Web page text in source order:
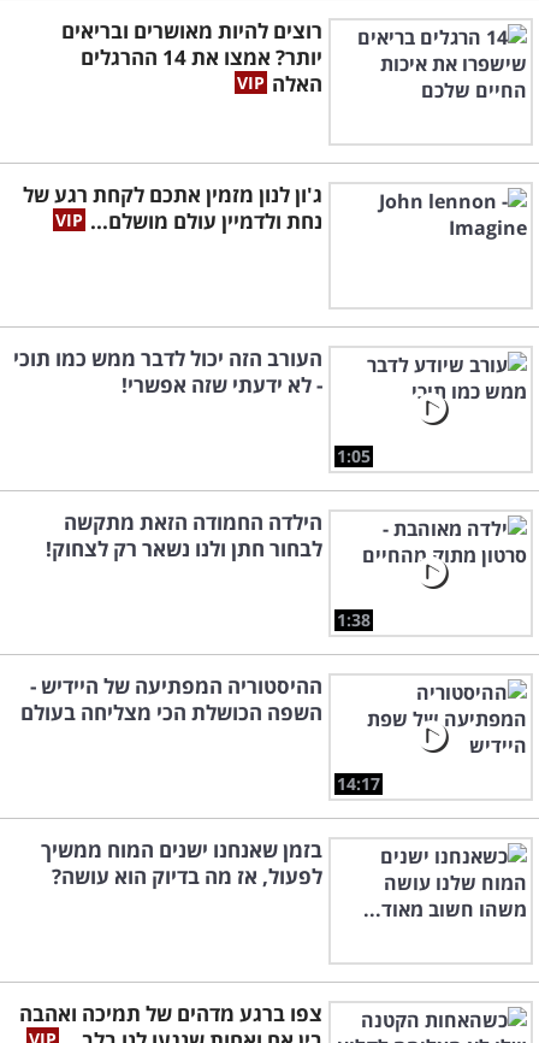
רוצים להיות מאושרים ובריאים
יותר? אמצו את 14 ההרגלים
האלה
ג'ון לנון מזמין אתכם לקחת רגע של
נחת ולדמיין עולם מושלם...
1:05
העורב הזה יכול לדבר ממש כמו תוכי
- לא ידעתי שזה אפשרי!
1:38
הילדה החמודה הזאת מתקשה
לבחור חתן ולנו נשאר רק לצחוק!
14:17
ההיסטוריה המפתיעה של היידיש -
השפה הכושלת הכי מצליחה בעולם
בזמן שאנחנו ישנים המוח ממשיך
לפעול, אז מה בדיוק הוא עושה?
צפו ברגע מדהים של תמיכה ואהבה